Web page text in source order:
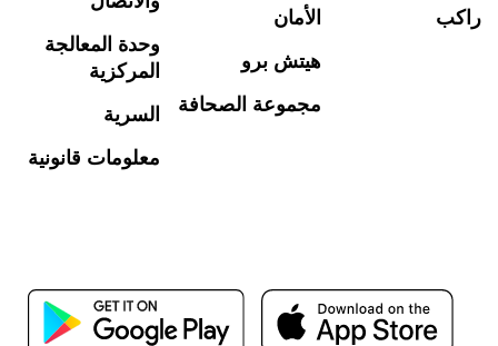
راكب
الأمان
هيتش برو
مجموعة الصحافة
وحدة المعالجة
المركزية
السرية
معلومات قانونية